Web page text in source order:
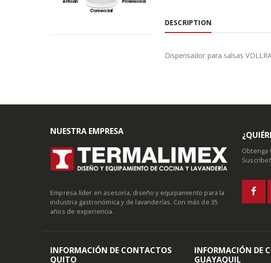
DESCRIPTION
Dispensador para salsas
NUESTRA EMPRESA
Empresa líder en asesoría, diseño y equipamiento para la
industria gastronómica y de lavanderías. Con más de 35
años de experiencia.
Obtenga
INFORMACIÓN DE CONTACTOS
QUITO
INFORMACIÓN DE
GUAYAQUIL